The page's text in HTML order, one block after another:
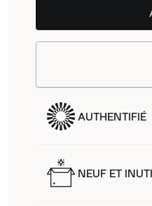
AUTHENTIFIÉ
NEUF ET